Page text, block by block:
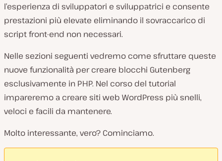
l’esperienza di sviluppatori e sviluppatrici e consente
prestazioni più elevate eliminando il sovraccarico di
script front-end non necessari.
Nelle sezioni seguenti vedremo come sfruttare queste
nuove funzionalità per creare blocchi Gutenberg
esclusivamente in PHP. Nel corso del tutorial
impareremo a creare siti web WordPress più snelli,
veloci e facili da mantenere.
Molto interessante, vero? Cominciamo.